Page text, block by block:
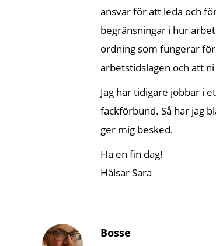
ansvar för att leda och
begränsningar i hur
ordning som fungerar
arbetstidslagen och att
Jag har tidigare jobbar i
fackförbund. Så har jag
ger mig besked.
Ha en fin dag!
Hälsar Sara
Bosse